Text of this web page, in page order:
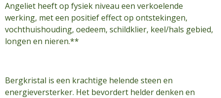
Angeliet heeft op fysiek niveau een verkoelende
werking, met een positief effect op ontstekingen,
vochthuishouding, oedeem, schildklier, keel/hals gebied,
longen en nieren.**
Bergkristal is een krachtige helende steen en
energieversterker. Het bevordert helder denken en